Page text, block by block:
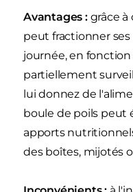
Avantages :grâce à
peut fractionner
journée, en fonction
partiellement
lui donnez de
boule de poils peut
apports
des boîtes, mijotés